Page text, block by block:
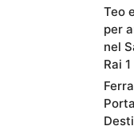
Teo
per
nel
Rai 1